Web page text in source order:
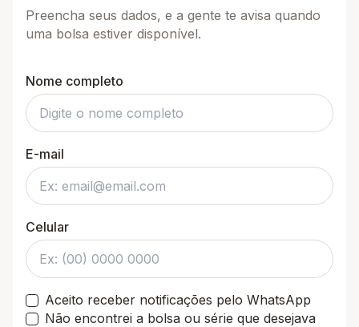
Preencha seus dados, e a gente te avisa quando
uma bolsa estiver disponível.
Nome completo
E-mail
Celular
Aceito receber notificações pelo WhatsApp
Não encontrei a bolsa ou série que desejava